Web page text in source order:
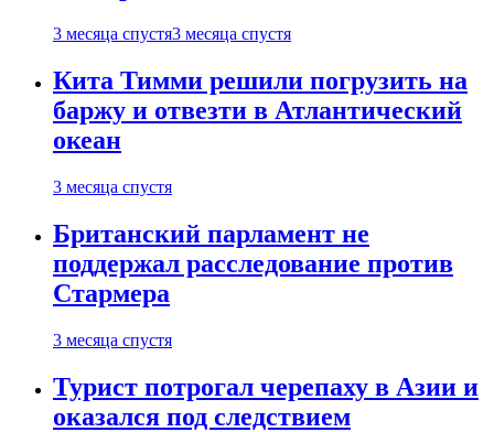
3 месяца спустя3 месяца спустя
Кита Тимми решили погрузить на
баржу и отвезти в Атлантический
океан
3 месяца спустя
Британский парламент не
поддержал расследование против
Стармера
3 месяца спустя
Турист потрогал черепаху в Азии и
оказался под следствием